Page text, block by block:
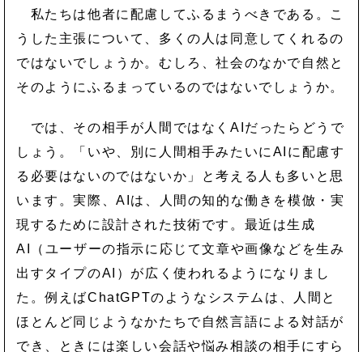
私たちは他者に配慮してふるまうべきである。こ
うした主張について、多くの人は同意してくれるの
ではないでしょうか。むしろ、社会のなかで自然と
そのようにふるまっているのではないでしょうか。
では、その相手が人間ではなくAIだったらどうで
しょう。「いや、別に人間相手みたいにAIに配慮す
る必要はないのではないか」と考える人も多いと思
います。実際、AIは、人間の知的な働きを模倣・実
現するために設計された技術です。最近は生成
AI（ユーザーの指示に応じて文章や画像などを生み
出すタイプのAI）が広く使われるようになりまし
た。例えばChatGPTのようなシステムは、人間と
ほとんど同じようなかたちで自然言語による対話が
でき、ときには楽しい会話や悩み相談の相手にすら